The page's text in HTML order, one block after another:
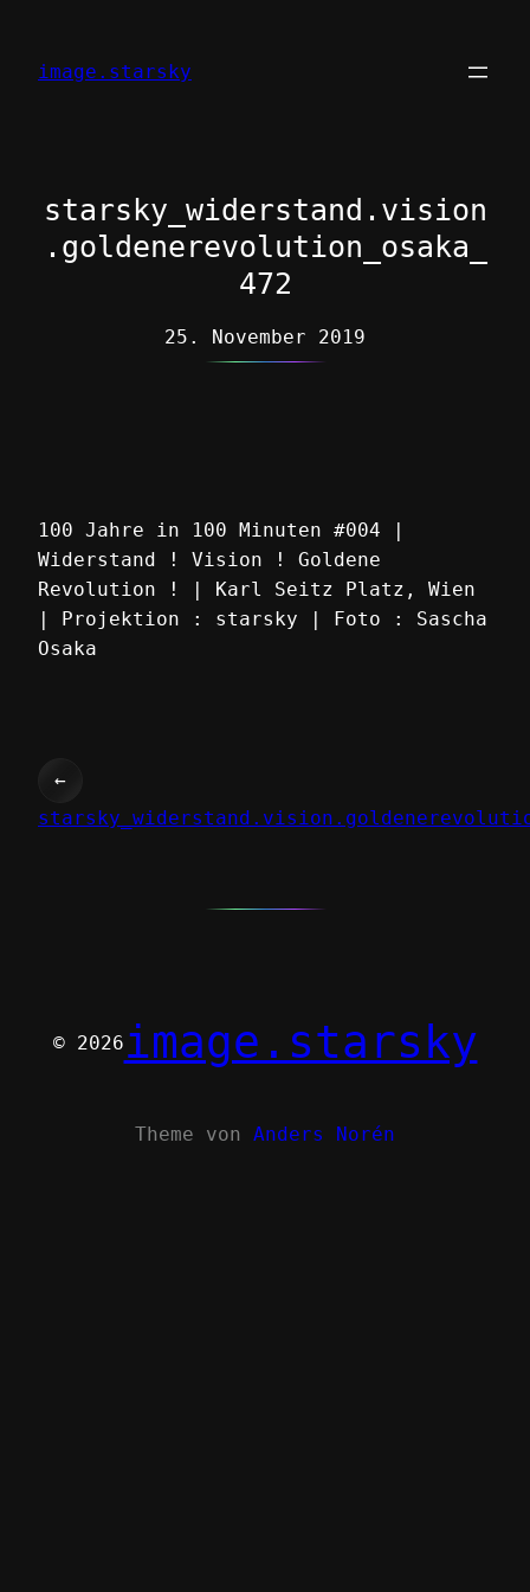
springen
image.starsky
starsky_widerstand.vision
.goldenerevolution_osaka_
472
25. November 2019
100 Jahre in 100 Minuten #004 |
Widerstand ! Vision ! Goldene
Revolution ! | Karl Seitz Platz, Wien
| Projektion : starsky | Foto : Sascha
Osaka
←
© 2026 image.starsky
Theme von Anders Norén